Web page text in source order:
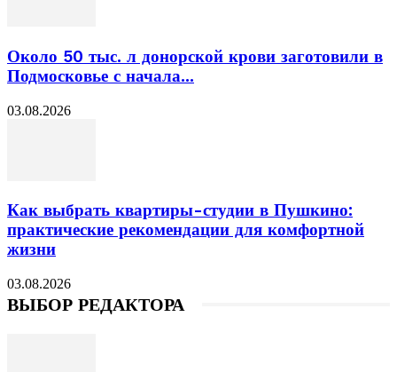
Около 50 тыс. л донорской крови заготовили в
Подмосковье с начала...
03.08.2026
Как выбрать квартиры-студии в Пушкино:
практические рекомендации для комфортной
жизни
03.08.2026
ВЫБОР РЕДАКТОРА